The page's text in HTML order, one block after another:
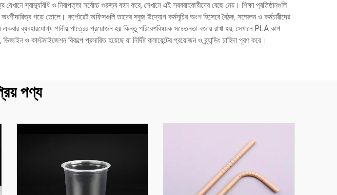
স্বাস্থ্যবিধি ও নিরাপত্তা সর্বোচ্চ গুরুত্ব বহন করে, সেখানে এই সরবরাহকারীদের বেছে নেয়। শিক্ষা প্রতিষ্ঠানগুলি
অংশীদারিত্ব গড়ে তোলে। কর্পোরেট অফিসগুলি তাদের সবুজ উদ্যোগ কর্মসূচির অংশ হিসেবে বৈঠক, সম্মেলন ও কর্মচারীদের
একবার ব্যবহারযোগ্য পানীয় পাত্রের প্রয়োজন হয় কিন্তু পরিবেশবিষয়ক সচেতনতা বজায় রাখা হয়, সেখানে PLA কাপ
ও কাস্টমাইজেশন বিকল্পে প্রসারিত হয়েছে যা নির্দিষ্ট ক্লায়েন্টের প্রয়োজন ও ব্র্যান্ডিং চাহিদা পূরণ করে।
পণ্য